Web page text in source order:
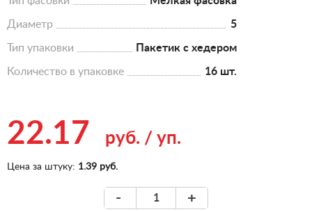
Диаметр 5
Тип упаковки Пакетик с хедером
Количество в упаковке 16 шт.
22.17 руб. / уп.
Цена за штуку: 1.39 руб.
- +